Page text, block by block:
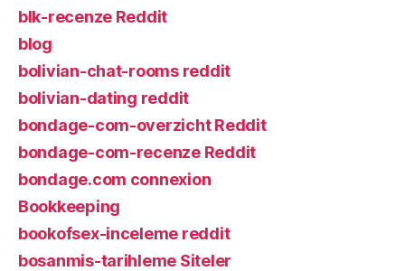
blk-recenze Reddit
blog
bolivian-chat-rooms reddit
bolivian-dating reddit
bondage-com-overzicht Reddit
bondage-com-recenze Reddit
bondage.com connexion
Bookkeeping
bookofsex-inceleme reddit
bosanmis-tarihleme Siteler